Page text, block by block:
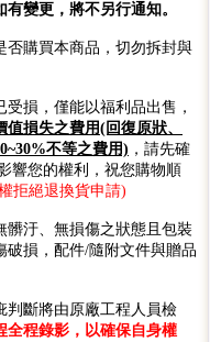
變更，將不另行通知。
購買本商品，切勿拆封與
損，僅能以福利品出售，
值損失之費用(回復原狀、
不等之費用) ，請先確
響您的權利，祝您購物順
拒絕退換貨申請)
汙、無損傷之狀態且包裝
破損，配件/隨附文件與贈品
斷將由原廠工程人員檢
全程錄影，以確保自身權